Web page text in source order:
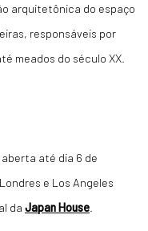
arquitetônica do espaço
responsáveis por
meados do século XX.
até dia 6 de
e Los Angeles
da Japan House